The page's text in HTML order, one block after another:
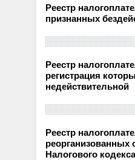
Реестр
признанных
Реестр
регистрация
недействительной
Реестр
Налогового